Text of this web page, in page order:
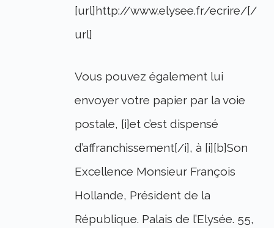
[url]http://www.elysee.fr/ecrire/[/
url]
Vous pouvez également lui
envoyer votre papier par la voie
postale, [i]et c’est dispensé
d’affranchissement[/i], à [i][b]Son
Excellence Monsieur François
Hollande, Président de la
République. Palais de l’Elysée. 55,